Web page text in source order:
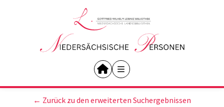
← Zurück zu den erweiterten Suchergebnissen